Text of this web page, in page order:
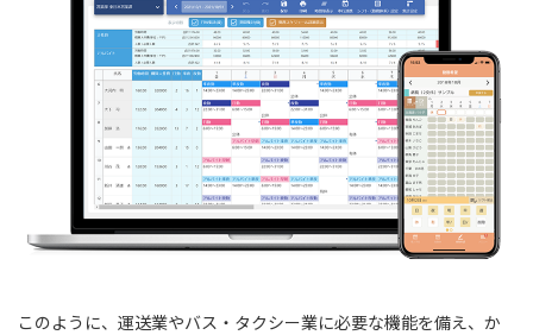
このように、運送業やバス・タクシー業に必要な機能を備え、か